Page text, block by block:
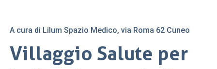
A cura di Lilum Spazio Medico, via Roma 62 Cuneo
Villaggio Salute per